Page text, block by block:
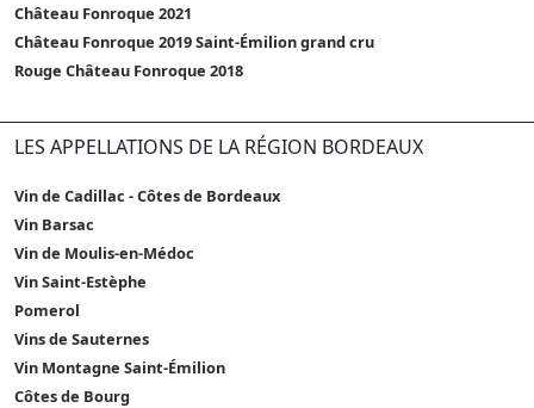
Château Fonroque 2021
Château Fonroque 2019 Saint-Émilion grand cru
Rouge Château Fonroque 2018
LES APPELLATIONS DE LA RÉGION BORDEAUX
Vin de Cadillac - Côtes de Bordeaux
Vin Barsac
Vin de Moulis-en-Médoc
Vin Saint-Estèphe
Pomerol
Vins de Sauternes
Vin Montagne Saint-Émilion
Côtes de Bourg